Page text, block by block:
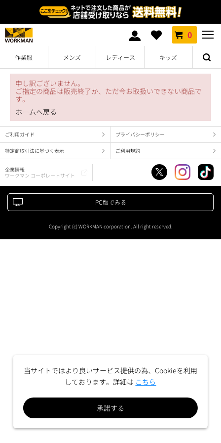
0
作業服 メンズ レディース キッズ
申し訳ございません。
ご指定の商品は販売終了か、ただ今お取扱いできない商品で
す。
ホームへ戻る
ご利用ガイド プライバシーポリシー
特定商取引法に基づく表示 ご利用規約
企業情報
ワークマン コーポレートサイト
PC版でみる
Copyright (c) WORKMAN corporation. All right reserved.
当サイトではより良いサービス提供の為、Cookieを利用
しております。詳細は こちら
承諾する